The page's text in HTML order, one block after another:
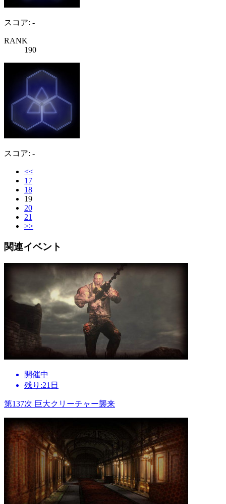
スコア: -
RANK
190
スコア: -
<<
17
18
19
20
21
>>
関連イベント
開催中
残り:21日
第137次 巨大クリーチャー襲来